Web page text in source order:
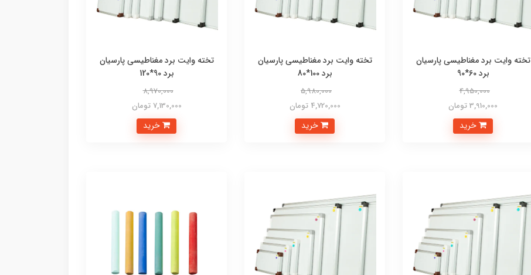
تخته وایت برد مغناطیسی پارسیان
برد 60*90
4,950,000
3,910,000 تومان
تخته وایت برد مغناطیسی پارسیان
برد 100*80
5,980,000
4,720,000 تومان
تخته وایت برد مغناطیسی پارسیان
برد 90*120
8,970,000
7,130,000 تومان